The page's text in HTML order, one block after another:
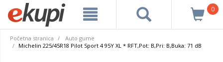
0
Početna stranica
Auto gume
Michelin 225/45R18 Pilot Sport 4 95Y XL * RFT,Pot: B,Pri: B,Buka: 71 dB